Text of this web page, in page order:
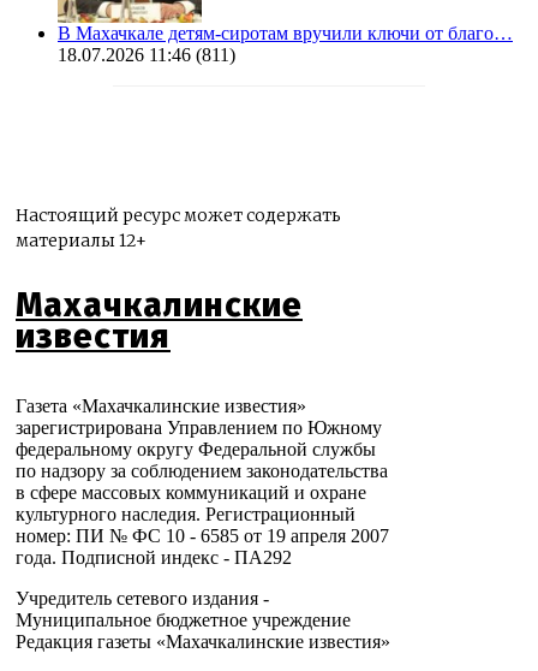
В Махачкале детям-сиротам вручили ключи от благо…
18.07.2026 11:46 (811)
Настоящий ресурс может содержать
материалы 12+
Махачкалинские
известия
Газета «Махачкалинские известия»
зарегистрирована Управлением по Южному
федеральному округу Федеральной службы
по надзору за соблюдением законодательства
в сфере массовых коммуникаций и охране
культурного наследия. Регистрационный
номер: ПИ № ФС 10 - 6585 от 19 апреля 2007
года. Подписной индекс - ПА292
Учредитель сетевого издания -
Муниципальное бюджетное учреждение
Редакция газеты «Махачкалинские известия»